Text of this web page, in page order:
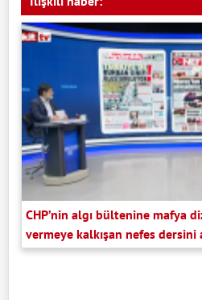
CHP’nin algı bültenine mafya
vermeye kalkışan nefes dersini